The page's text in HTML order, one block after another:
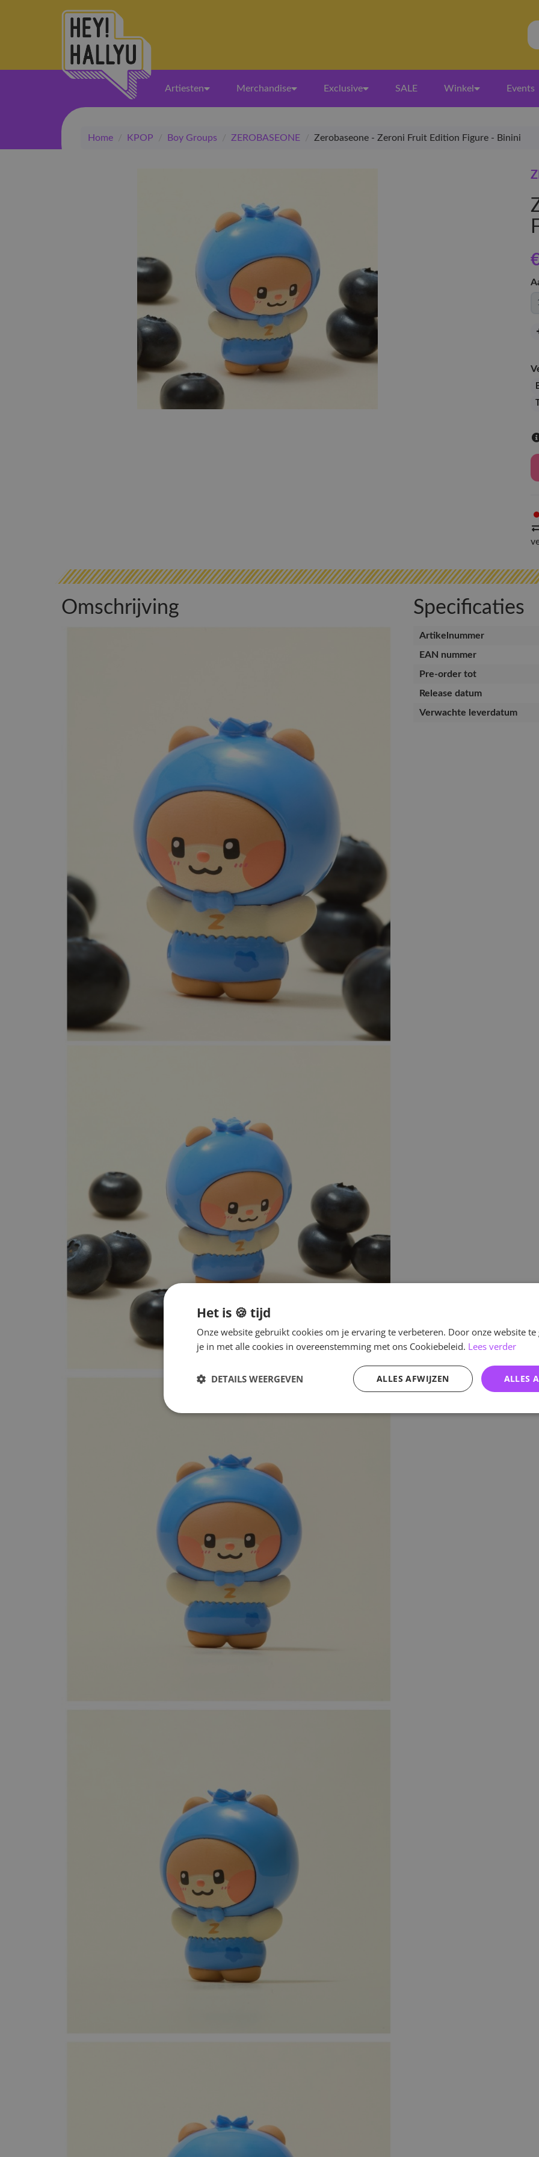
Artiesten Merchandise Exclusive SALE Winkel Events
Home / KPOP / Boy Groups / ZEROBASEONE / Zerobaseone - Zeroni Fruit Edition Figure - Binini
Omschrijving Specificaties
Artikelnummer
EAN nummer
Pre-order tot
Release datum
Verwachte leverdatum
Het is 🍪 tijd
Onze website gebruikt cookies om je ervaring te verbeteren. Door onze website
je in met alle cookies in overeenstemming met ons Cookiebeleid. Lees verder
ALLES
ALLES AFWIJZEN
DETAILS WEERGEVEN